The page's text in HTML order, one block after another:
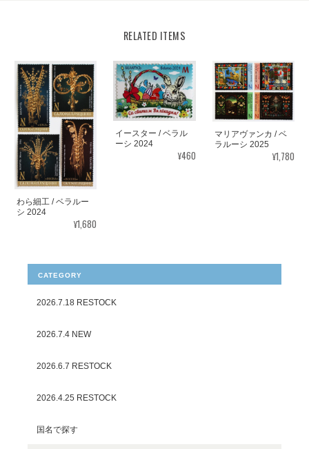
RELATED ITEMS
わら細工 / ベラルー
シ 2024
¥1,680
イースター / ベラル
ーシ 2024
¥460
マリアヴァンカ / ベ
ラルーシ 2025
¥1,780
CATEGORY
2026.7.18 RESTOCK
2026.7.4 NEW
2026.6.7 RESTOCK
2026.4.25 RESTOCK
国名で探す